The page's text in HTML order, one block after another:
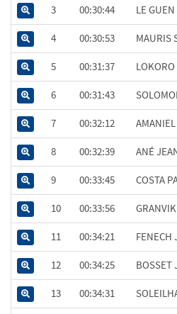
3 00:30:44 LE
4 00:30:53 MAURIS
5 00:31:37
6 00:31:43
7 00:32:12
8 00:32:39 ANÉ
9 00:33:45 COSTA
10 00:33:56
11 00:34:21 FENECH
12 00:34:25 BOSSET
13 00:34:31